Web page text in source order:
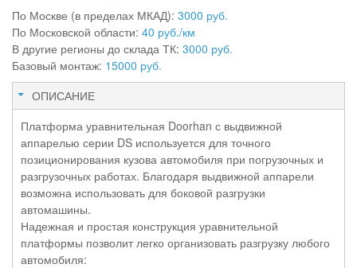
По Москве (в пределах МКАД): 3000 руб.
По Московской области: 40 руб./км
В другие регионы до склада ТК: 3000 руб.
Базовый монтаж: 15000 руб.
ОПИСАНИЕ
Платформа уравнительная Doorhan с выдвижной
аппарелью серии DS используется для точного
позиционирования кузова автомобиля при погрузочных и
разгрузочных работах. Благодаря выдвижной аппарели
возможна использовать для боковой разгрузки
автомашины.
Надежная и простая конструкция уравнительной
платформы позволит легко организовать разгрузку любого
автомобиля: